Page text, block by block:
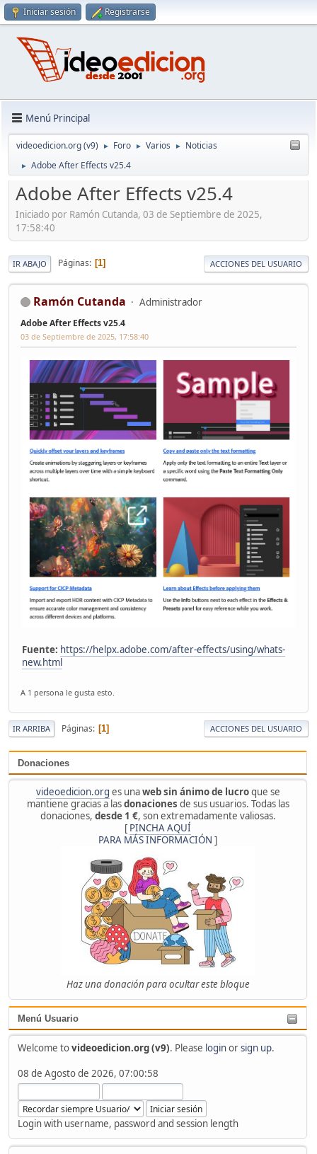
Iniciar sesión Registrarse
Menú Principal
videoedicion.org (v9) ► Foro ► Varios ► Noticias
► Adobe After Effects v25.4
Donaciones
videoedicion.org es unaweb sin ánimo de lucroque se
mantiene gracias a lasdonaciones de sus usuarios. Todas las
donaciones, desde 1 €, son extremadamente valiosas.
[ PINCHA AQUÍ
PARA MÁS INFORMACIÓN ]
Haz una donación para ocultar este bloque
Menú Usuario
Welcome tovideoedicion.org (v9). Please loginorsign up.
08 de Agosto de 2026, 07:00:58
Login with username, password and session length
Adobe After Effects v25.4
Iniciado por Ramón Cutanda, 03 de Septiembre de 2025,
17:58:40
IR ABAJO Páginas 1 ACCIONES DEL USUARIO
Ramón Cutanda Administrador
Adobe After Effects v25.4
03 de Septiembre de 2025, 17:58:40
Fuente: https://helpx.adobe.com/after-effects/using/whats-
new.html
A 1 persona le gusta esto.
IR ARRIBA Páginas 1 ACCIONES DEL USUARIO